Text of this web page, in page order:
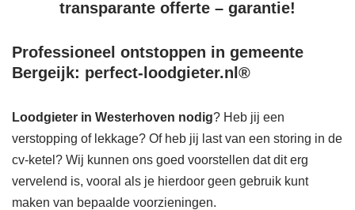
transparante offerte – garantie!
Professioneel ontstoppen in gemeente
Bergeijk: perfect-loodgieter.nl®
Loodgieter in Westerhoven nodig? Heb jij een
verstopping of lekkage? Of heb jij last van een storing in de
cv-ketel? Wij kunnen ons goed voorstellen dat dit erg
vervelend is, vooral als je hierdoor geen gebruik kunt
maken van bepaalde voorzieningen.